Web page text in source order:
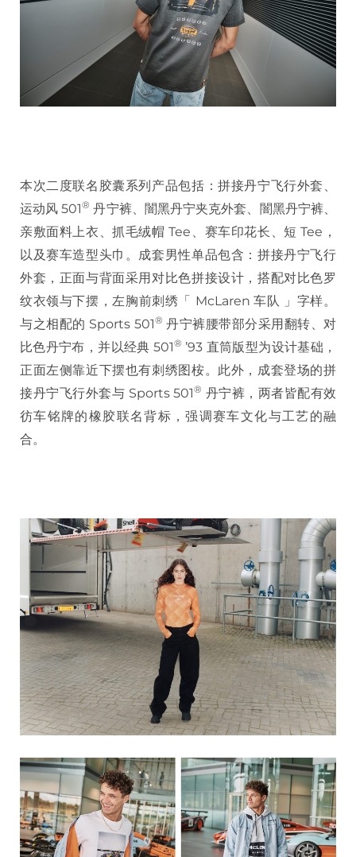
本次二度联名胶囊系列产品包括：拼接丹宁飞行外套、
运动风 501® 丹宁裤、闇黑丹宁夹克外套、闇黑丹宁裤、
亲敷面料上衣、抓毛绒帽 Tee、赛车印花长、短 Tee，
以及赛车造型头巾。成套男性单品包含：拼接丹宁飞行
外套，正面与背面采用对比色拼接设计，搭配对比色罗
纹衣领与下摆，左胸前刺绣「 McLaren 车队 」字样。
与之相配的 Sports 501® 丹宁裤腰带部分采用翻转、对
比色丹宁布，并以经典 501® ’93 直筒版型为设计基础，
正面左侧靠近下摆也有刺绣图桉。此外，成套登场的拼
接丹宁飞行外套与 Sports 501® 丹宁裤，两者皆配有效
彷车铭牌的橡胶联名背标，强调赛车文化与工艺的融
合。